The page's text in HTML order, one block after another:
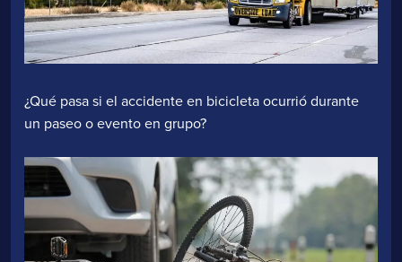
¿Qué pasa si el accidente en bicicleta ocurrió durante
un paseo o evento en grupo?